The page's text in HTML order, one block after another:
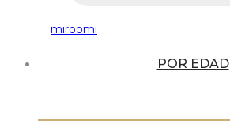
POR EDAD